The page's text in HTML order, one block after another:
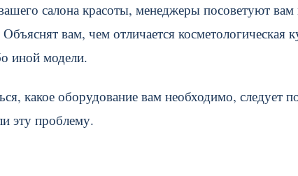
салона красоты, менеджеры посоветуют вам
вам, чем отличается косметологическая
иной модели.
какое оборудование вам необходимо, следует
эту проблему.